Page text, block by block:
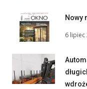
Nowy
6 lipiec